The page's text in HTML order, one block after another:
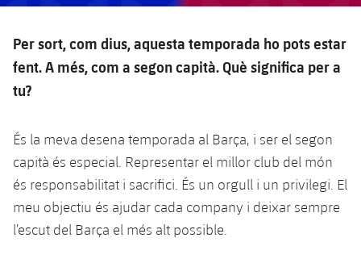
Per sort, com dius, aquesta temporada ho pots estar
fent. A més, com a segon capità. Què significa per a
tu?
És la meva desena temporada al Barça, i ser el segon
capità és especial. Representar el millor club del món
és responsabilitat i sacrifici. És un orgull i un privilegi. El
meu objectiu és ajudar cada company i deixar sempre
l’escut del Barça el més alt possible.